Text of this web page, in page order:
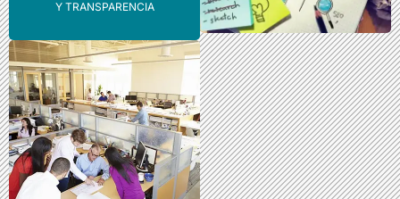
Y TRANSPARENCIA